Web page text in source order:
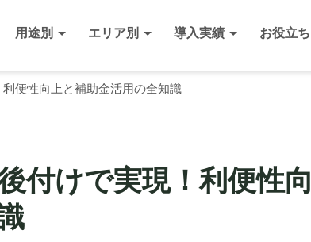
用途別 エリア別 導入実績 お役立ち
便性向上と補助金活用の全知識
付けで実現！利便性向